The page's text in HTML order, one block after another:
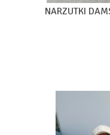
NARZUTKI